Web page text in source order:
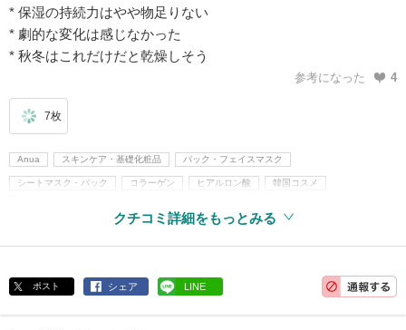
* 保湿の持続力はやや物足りない
* 劇的な変化は感じなかった
* 秋冬はこれだけだと乾燥しそう
参考になった 4
7枚
Anua スキンケア・基礎化粧品 パック・フェイスマスク
シートマスク・パック コラーゲン ヒアルロン酸 韓国コスメ
クチコミ詳細をもっとみる
ポスト シェア LINE